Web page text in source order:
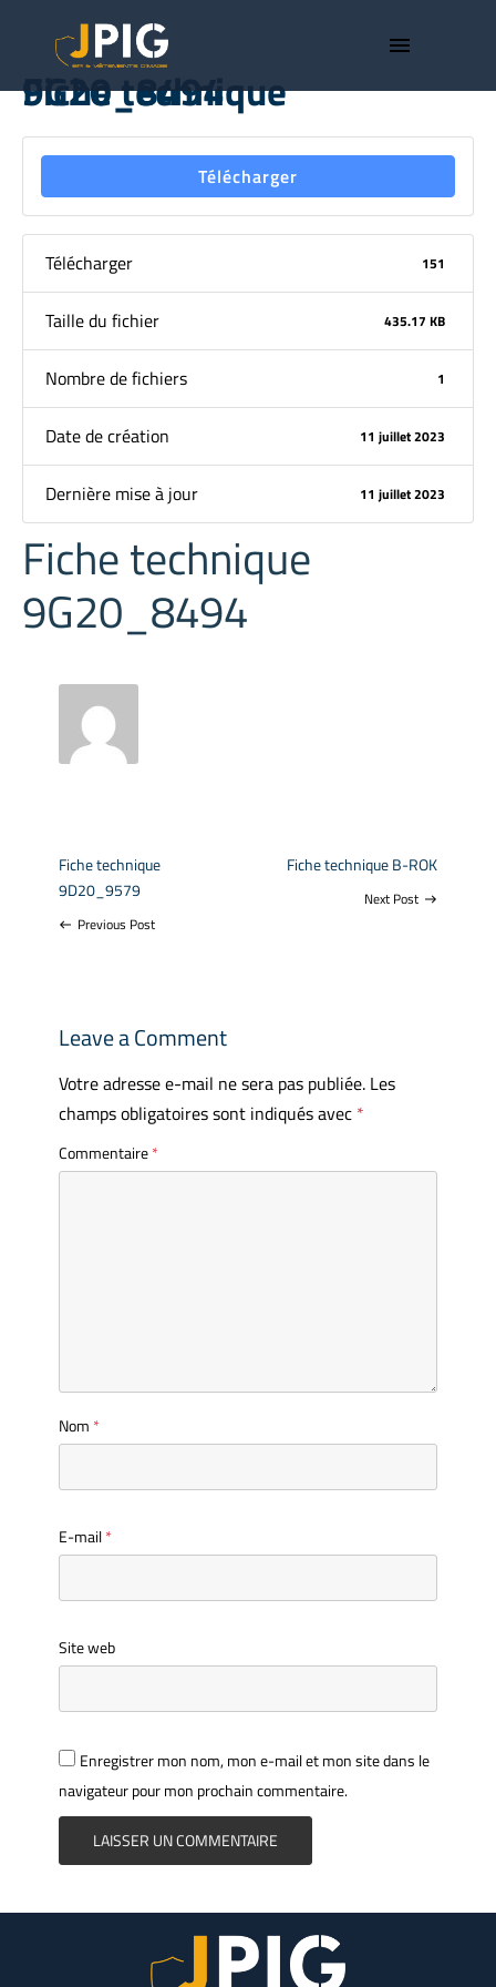
menu
Fiche technique 9G20_8494
Télécharger
Télécharger 151
Taille du fichier 435.17 KB
Nombre de fichiers 1
Date de création 11 juillet 2023
Dernière mise à jour 11 juillet 2023
Fiche technique
9G20_8494
Fiche technique
9D20_9579
west Previous Post
Fiche technique B-ROK
Next Post east
Leave a Comment
Votre adresse e-mail ne sera pas publiée. Les
champs obligatoires sont indiqués avec *
Commentaire*
Nom *
E-mail*
Site web
Enregistrer mon nom, mon e-mail et mon site dans le
navigateur pour mon prochain commentaire.